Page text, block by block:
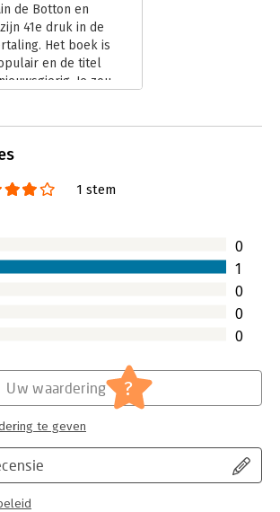
de Botton en
41e druk in de
Het boek is
en de titel
Je zou
1 stem
0
1
0
0
0
Uw waardering ?
te geven